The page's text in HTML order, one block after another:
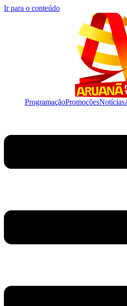
Ir para o conteúdo
ProgramaçãoPromoçõesNotícias